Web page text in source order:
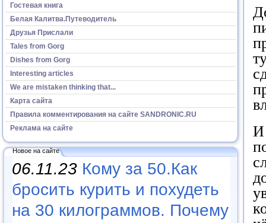
Гостевая книга
Белая Калитва.Путеводитель
Друзья Прислали
Tales from Gorg
Dishes from Gorg
Interesting articles
We are mistaken thinking that...
Карта сайта
Правила комментирования на сайте SANDRONIC.RU
Реклама на сайте
Новое на сайте
06.11.23 Кому за 50.Как
бросить курить и похудеть
на 30 килограммов. Почему
И